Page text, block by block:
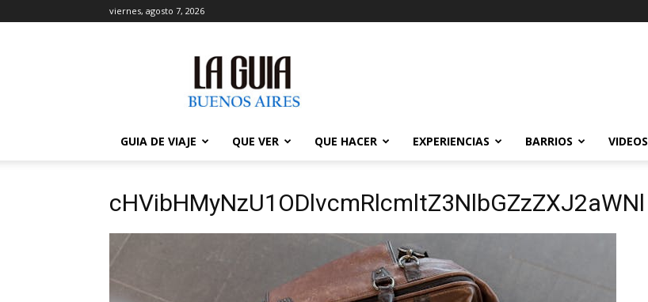
viernes, agosto 7, 2026
Guía
de
Buenos
GUIA DE VIAJE
QUE VER QUE HACER EXPERIENCIAS BARRIOS VIDEOS
cHVibHMyNzU1ODlvcmRlcmltZ3NlbGZzZXJ2aWNl